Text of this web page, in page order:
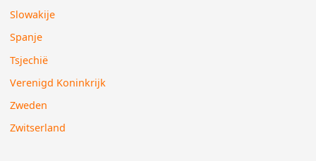
Slowakije
Spanje
Tsjechië
Verenigd Koninkrijk
Zweden
Zwitserland